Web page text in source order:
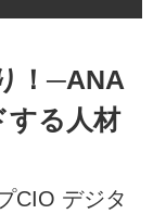
！─ANA
する人材
CIO デジタ